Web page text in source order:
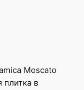
Moscato
плитка в